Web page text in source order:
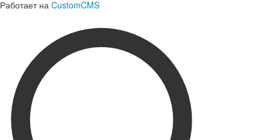
Работает на CustomCMS